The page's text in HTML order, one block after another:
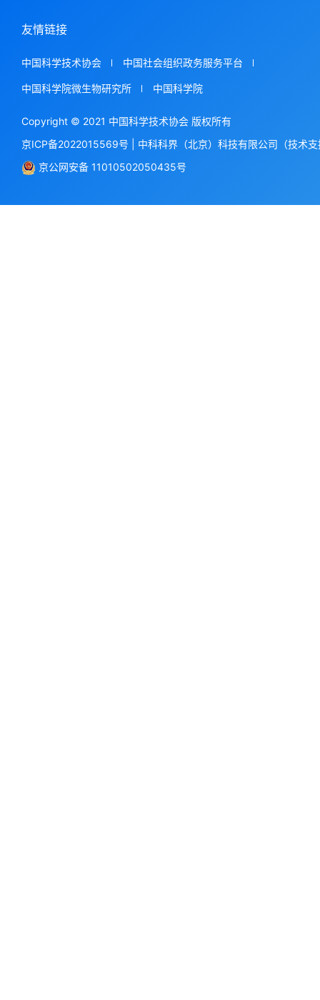
友情链接
中国科学技术协会 中国社会组织政务服务平台
中国科学院微生物研究所 中国科学院
Copyright © 2021 中国科学技术协会 版权所有
京ICP备2022015569号
中科科界（北京）科技有限公司（技术
京公网安备 11010502050435号